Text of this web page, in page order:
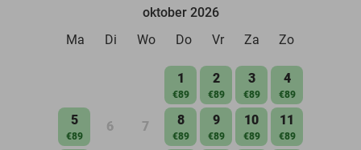
oktober 2026
Ma
Di Wo Do Vr Za Zo
1
€89
2
€89
3
€89
4
€89
5
€89
6 7 8
€89
9
€89
10
€89
11
€89